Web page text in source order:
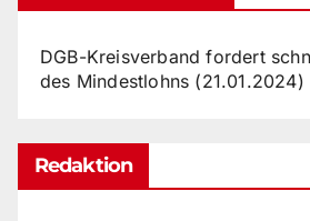
DGB-Kreisverband fordert
des Mindestlohns (21.01.2024)
Redaktion